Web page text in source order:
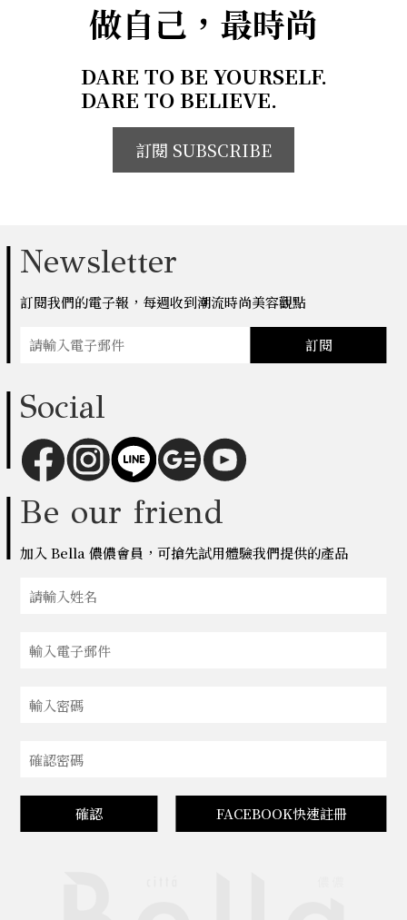
做自己，最時尚
DARE TO BE YOURSELF.
DARE TO BELIEVE.
訂閱 SUBSCRIBE
Newsletter
訂閱我們的電子報，每週收到潮流時尚美容觀點
訂閱
Social
Be our friend
加入 Bella 儂儂會員，可搶先試用體驗我們提供的產品
確認 FACEBOOK快速註冊